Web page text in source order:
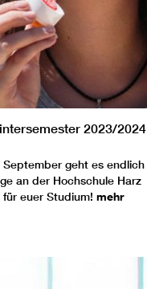
2023/2024
September geht es endlich
an der Hochschule Harz
für euer Studium!mehr